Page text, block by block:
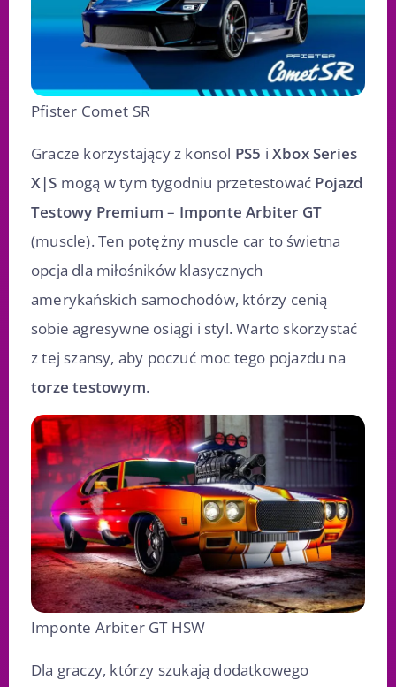
Pfister Comet SR
Gracze korzystający z konsol PS5 iXbox Series
X|S mogą w tym tygodniu przetestować Pojazd
Testowy Premium – Imponte Arbiter GT
(muscle). Ten potężny muscle car to świetna
opcja dla miłośników klasycznych
amerykańskich samochodów, którzy cenią
sobie agresywne osiągi i styl. Warto skorzystać
z tej szansy, aby poczuć moc tego pojazdu na
torze testowym.
Imponte Arbiter GT HSW
Dla graczy, którzy szukają dodatkowego